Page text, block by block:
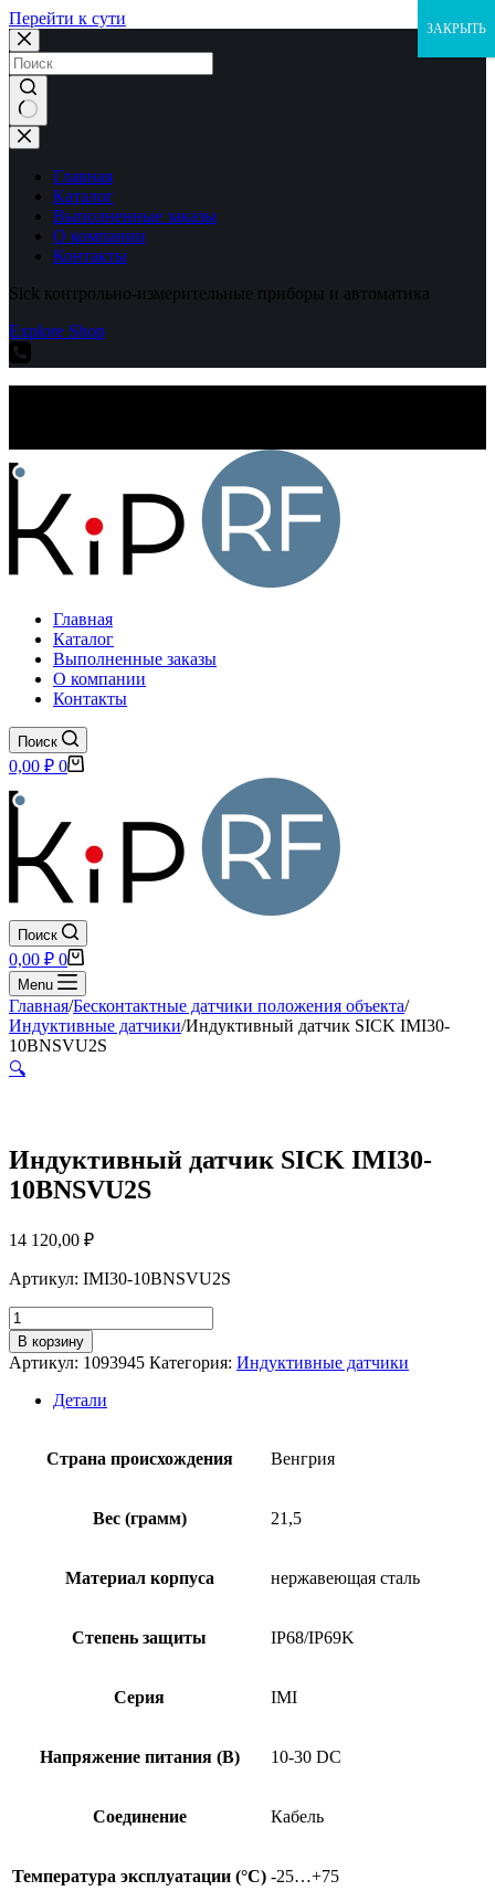
Перейти к сути
Ничего
не
найденоГлавная
Каталог
Выполненные заказы
О компании
Контакты
Sick контрольно-измерительные приборы и автоматика
Explore Shop
Главная
Каталог
Выполненные заказы
О компании
Контакты
Поиск
Корзина
0,00 ₽ 0
Поиск
Корзина
0,00 ₽ 0
Menu
Главная/Бесконтактные датчики положения объекта/
Индуктивные датчики/Индуктивный датчик SICK IMI30-
10BNSVU2S
🔍
Индуктивный датчик SICK IMI30-
10BNSVU2S
14 120,00 ₽
Артикул: IMI30-10BNSVU2S
Количество
товара
Индуктивный
датчик
SICK
IMI30-
В корзину
Артикул: 1093945 Категория: Индуктивные датчики
Детали
Страна происхождения Венгрия
Вес (грамм) 21,5
Материал корпуса нержавеющая сталь
Степень защиты IP68/IP69K
Серия IMI
Напряжение питания (В) 10-30 DC
Соединение Кабель
Температура эксплуатации (°C) -25…+75
ЗАКРЫТЬ